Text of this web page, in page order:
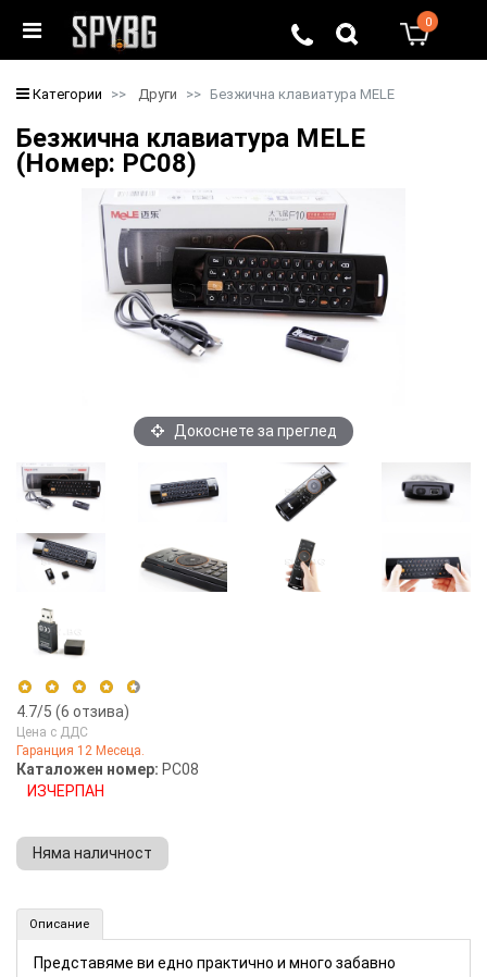
0
Категории Други Безжична клавиатура MELE
Безжична клавиатура MELE
(Номер: PC08)
Докоснете за преглед
4.7/5 (6 отзива)
5 stars
4 stars
2 stars
Цена с ДДС
Гаранция 12 Месеца.
Каталожен номер: PC08
ИЗЧЕРПАН
Няма наличност
Описание
Представяме ви едно практично и много забавно